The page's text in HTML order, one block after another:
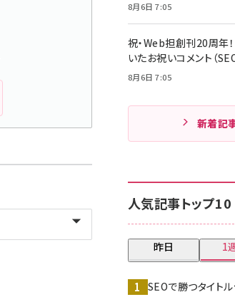
8月6日 7:05
祝・Web担創刊20周年
いたお祝いコメント（
8月6日 7:05
新着記
人気記事トップ10
昨日 1
SEOで勝つタイト